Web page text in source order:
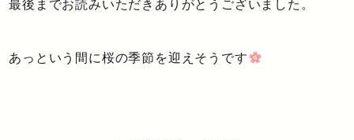
最後までお読みいただきありがとうございました。
あっという間に桜の季節を迎えそうです